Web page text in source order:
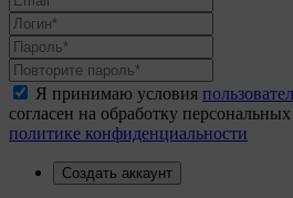
Я принимаю условия
согласен на обработку
политике конфиденциальности
Создать аккаунт